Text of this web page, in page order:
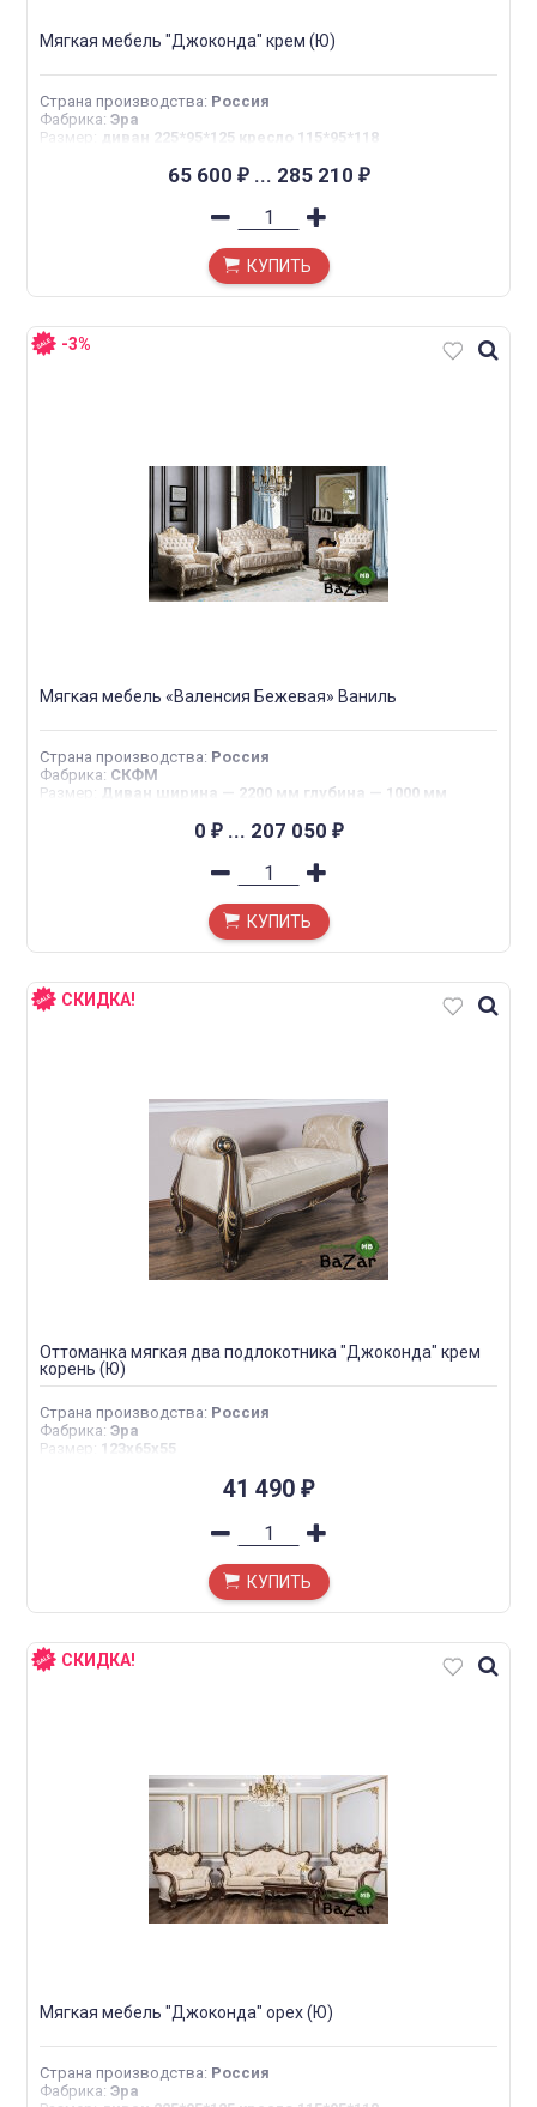
Мягкая мебель "Джоконда" крем (Ю)
Страна производства: Россия
Фабрика: Эра
Размер : диван 225*95*125 кресло 115*95*118
65 600 ₽... 285 210 ₽
КУПИТЬ
-3%
Мягкая мебель «Валенсия Бежевая» Ваниль
Страна производства: Россия
Фабрика: СКФМ
Размер : Диван ширина — 2200 мм глубина — 1000 мм
1000 мм высота — 1250 мм
0 ₽... 207 050 ₽
КУПИТЬ
СКИДКА!
Оттоманка мягкая два подлокотника "Джоконда" крем
корень (Ю)
Страна производства: Россия
Фабрика: Эра
Размер : 123х65х55
41 490 ₽
КУПИТЬ
СКИДКА!
Мягкая мебель "Джоконда" орех (Ю)
Страна производства: Россия
Фабрика: Эра